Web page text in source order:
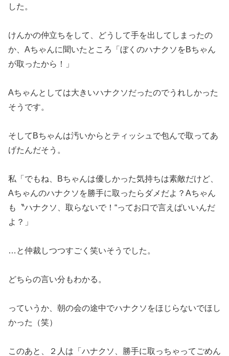
した。
けんかの仲立ちをして、どうして手を出してしまったの
か、Aちゃんに聞いたところ「ぼくのハナクソをBちゃん
が取ったから！」
Aちゃんとしては大きいハナクソだったのでうれしかった
そうです。
そしてBちゃんは汚いからとティッシュで包んで取ってあ
げたんだそう。
私「でもね、Bちゃんは優しかった気持ちは素敵だけど、
Aちゃんのハナクソを勝手に取ったらダメだよ？Aちゃん
も〝ハナクソ、取らないで！“ってお口で言えばいいんだ
よ？」
…と仲裁しつつすごく笑いそうでした。
どちらの言い分もわかる。
っていうか、朝の会の途中でハナクソをほじらないでほし
かった（笑）
このあと、２人は「ハナクソ、勝手に取っちゃってごめん